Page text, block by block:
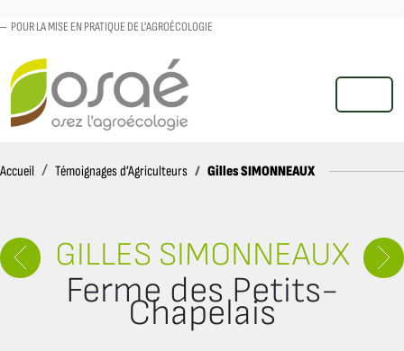
POUR LA MISE EN PRATIQUE DE L'AGROÉCOLOGIE
MENU
Accueil AccueilTémoignages d’Agriculteurs Gilles SIMONNEAUX
GILLES SIMONNEAUX
Ferme des Petits-
Chapelais